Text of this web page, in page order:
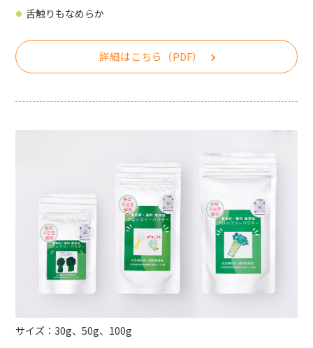
舌触りもなめらか
詳細はこちら（PDF）
サイズ：30g、50g、100g